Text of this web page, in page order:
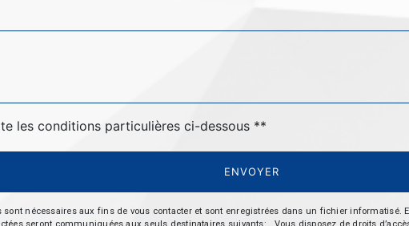
les conditions particulières ci-dessous **
ENVOYER
nécessaires aux fins de vous contacter et sont enregistrées dans un fichier informatisé.